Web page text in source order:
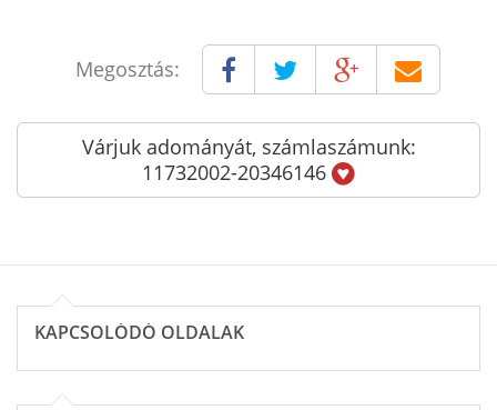
Megosztás:
Várjuk adományát, számlaszámunk:
11732002-20346146
KAPCSOLÓDÓ OLDALAK